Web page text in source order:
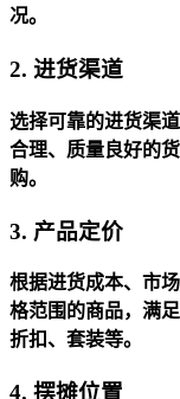
况。
2. 进货渠道
选择可靠的进货渠
合理、质量良好的货
购。
3. 产品定价
根据进货成本、市
格范围的商品，满
折扣、套装等。
4. 摆摊位置